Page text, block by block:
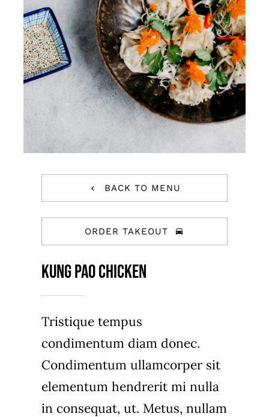
BACK TO MENU
ORDER TAKEOUT
Kung Pao Chicken
Tristique tempus
condimentum diam donec.
Condimentum ullamcorper sit
elementum hendrerit mi nulla
in consequat, ut. Metus, nullam